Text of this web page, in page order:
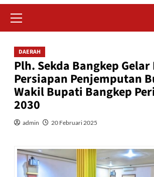
Menu
DAERAH
Plh. Sekda Bangkep
Persiapan Penjemputan
Wakil Bupati Bangkep
2030
admin 20 Februari 2025